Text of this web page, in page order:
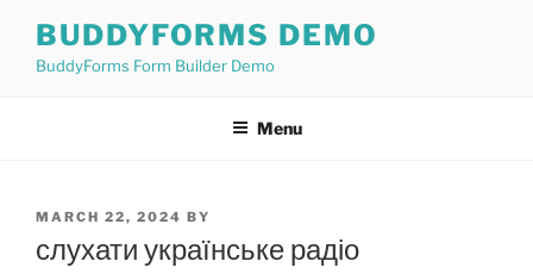
content
BUDDYFORMS DEMO
BuddyForms Form Builder Demo
Menu
POSTED
MARCH 22, 2024 BY
слухати українське радіо